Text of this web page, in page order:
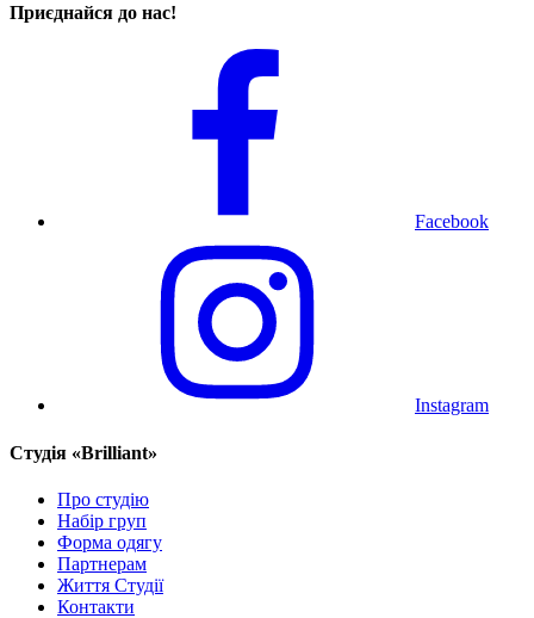
Приєднайся до нас!
Facebook
Instagram
Cтудія «Brilliant»
Про студію
Набір груп
Форма одягу
Партнерам
Життя Студії
Контакти